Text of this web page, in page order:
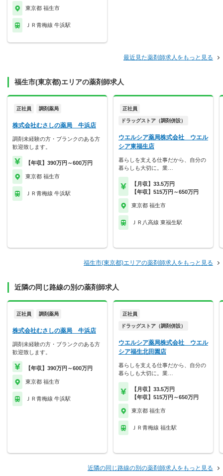
東京都 福生市
ＪＲ青梅線 牛浜駅
最近見た薬剤師求人をもっと見る
福生市(東京都)エリアの薬剤師求人
正社員 調剤薬局
株式会社むさしの薬局 牛浜店
調剤未経験の方・ブランクのある方
歓迎致します。
【年収】390万円～600万円
東京都 福生市
ＪＲ青梅線 牛浜駅
正社員
ドラッグストア（調剤併設）
ウエルシア薬局株式会社 ウエル
シア東福生店
暮らしを支える仕事だから、自分の
暮らしも大切に。業…
【月収】33.5万円
【年収】515万円～650万円
東京都 福生市
ＪＲ八高線 東福生駅
福生市(東京都)エリアの薬剤師求人をもっと見る
近隣の同じ路線の別の薬剤師求人
正社員 調剤薬局
株式会社むさしの薬局 牛浜店
調剤未経験の方・ブランクのある方
歓迎致します。
【年収】390万円～600万円
東京都 福生市
ＪＲ青梅線 牛浜駅
正社員
ドラッグストア（調剤併設）
ウエルシア薬局株式会社 ウエル
シア福生北田園店
暮らしを支える仕事だから、自分の
暮らしも大切に。業…
【月収】33.5万円
【年収】515万円～650万円
東京都 福生市
ＪＲ青梅線 福生駅
近隣の同じ路線の別の薬剤師求人をもっと見る